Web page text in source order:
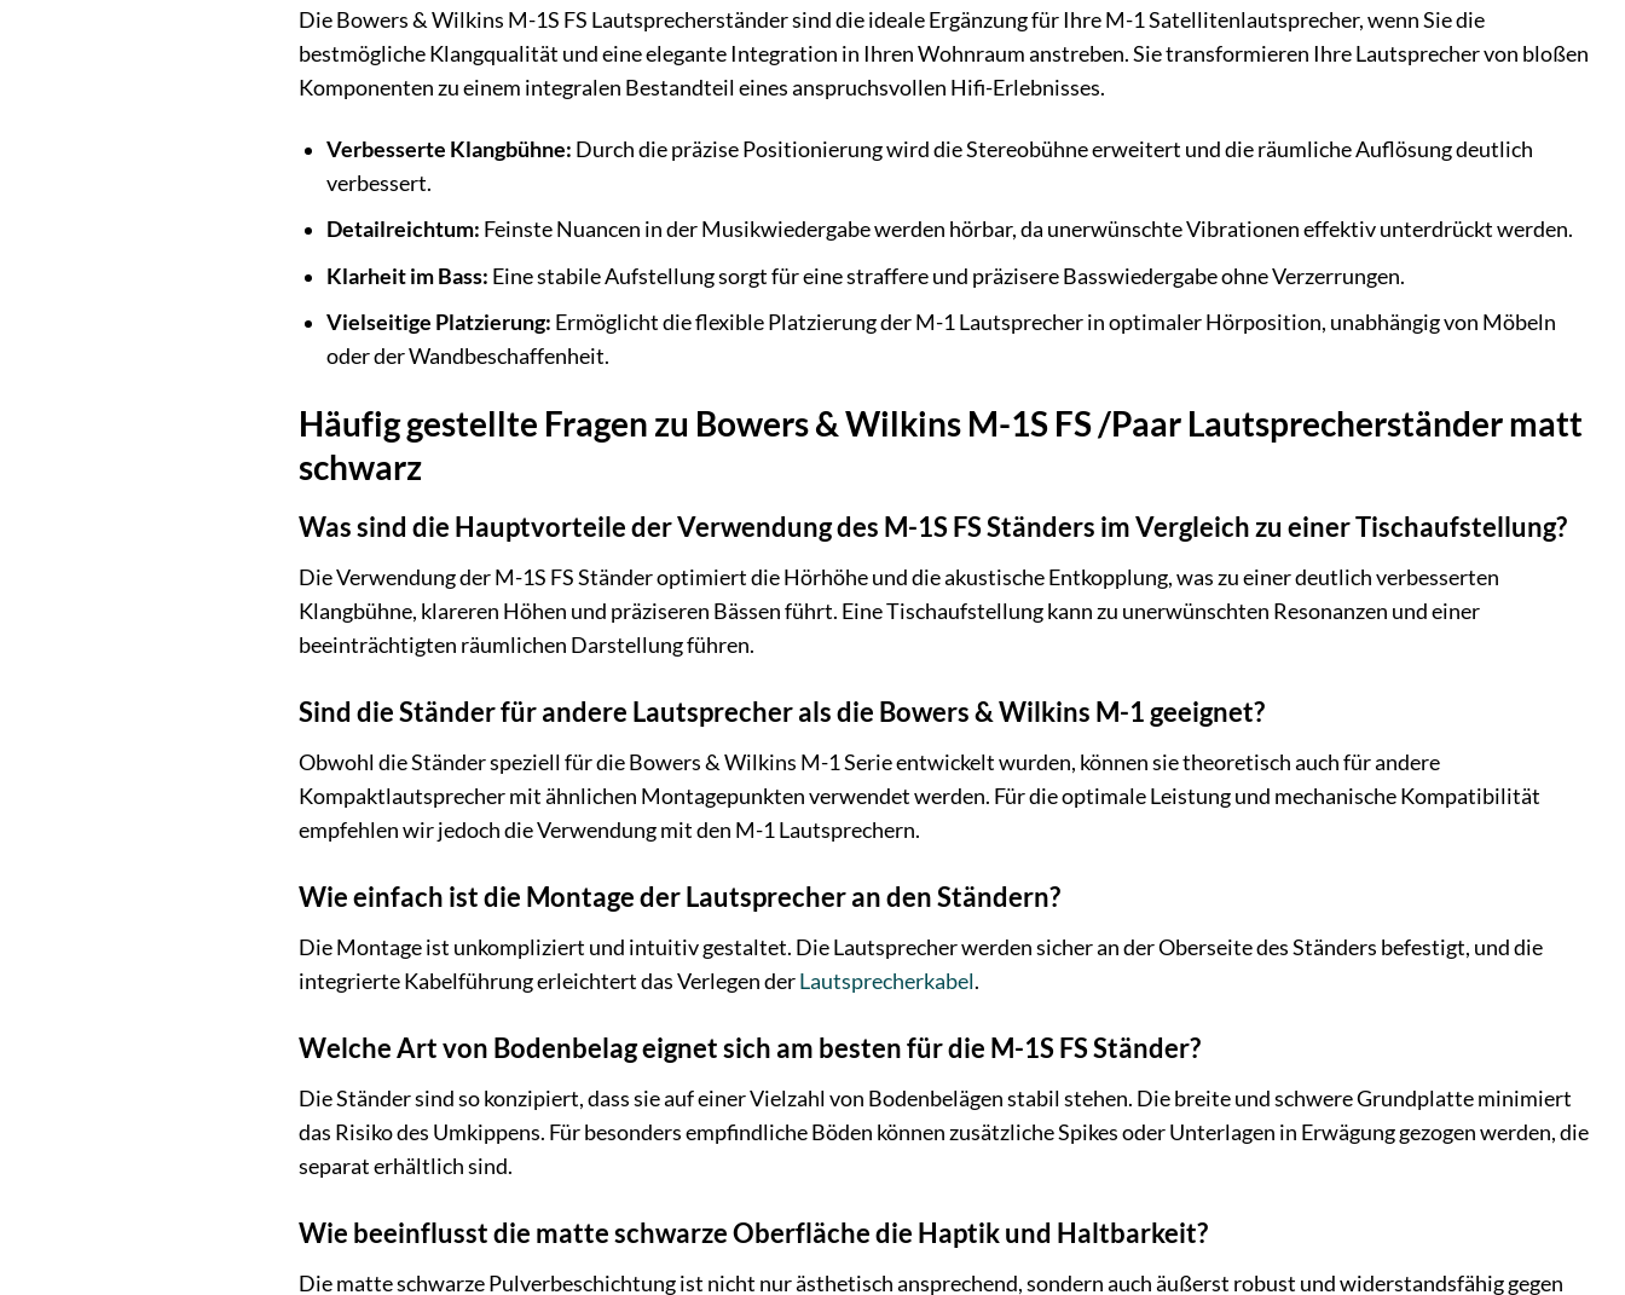
Die Bowers & Wilkins M-1S FS Lautsprecherständer sind die ideale Ergänzung für Ihre M-1 Satellitenlautsprecher, wenn Sie die
bestmögliche Klangqualität und eine elegante Integration in Ihren Wohnraum anstreben. Sie transformieren Ihre Lautsprecher von bloßen
Komponenten zu einem integralen Bestandteil eines anspruchsvollen Hifi-Erlebnisses.
Verbesserte Klangbühne: Durch die präzise Positionierung wird die Stereobühne erweitert und die räumliche Auflösung deutlich
verbessert.
Detailreichtum: Feinste Nuancen in der Musikwiedergabe werden hörbar, da unerwünschte Vibrationen effektiv unterdrückt werden.
Klarheit im Bass: Eine stabile Aufstellung sorgt für eine straffere und präzisere Basswiedergabe ohne Verzerrungen.
Vielseitige Platzierung: Ermöglicht die flexible Platzierung der M-1 Lautsprecher in optimaler Hörposition, unabhängig von Möbeln
oder der Wandbeschaffenheit.
Häufig gestellte Fragen zu Bowers & Wilkins M-1S FS /Paar Lautsprecherständer matt
schwarz
Was sind die Hauptvorteile der Verwendung des M-1S FS Ständers im Vergleich zu einer Tischaufstellung?
Die Verwendung der M-1S FS Ständer optimiert die Hörhöhe und die akustische Entkopplung, was zu einer deutlich verbesserten
Klangbühne, klareren Höhen und präziseren Bässen führt. Eine Tischaufstellung kann zu unerwünschten Resonanzen und einer
beeinträchtigten räumlichen Darstellung führen.
Sind die Ständer für andere Lautsprecher als die Bowers & Wilkins M-1 geeignet?
Obwohl die Ständer speziell für die Bowers & Wilkins M-1 Serie entwickelt wurden, können sie theoretisch auch für andere
Kompaktlautsprecher mit ähnlichen Montagepunkten verwendet werden. Für die optimale Leistung und mechanische Kompatibilität
empfehlen wir jedoch die Verwendung mit den M-1 Lautsprechern.
Wie einfach ist die Montage der Lautsprecher an den Ständern?
Die Montage ist unkompliziert und intuitiv gestaltet. Die Lautsprecher werden sicher an der Oberseite des Ständers befestigt, und die
integrierte Kabelführung erleichtert das Verlegen derLautsprecherkabel.
Welche Art von Bodenbelag eignet sich am besten für die M-1S FS Ständer?
Die Ständer sind so konzipiert, dass sie auf einer Vielzahl von Bodenbelägen stabil stehen. Die breite und schwere Grundplatte minimiert
das Risiko des Umkippens. Für besonders empfindliche Böden können zusätzliche Spikes oder Unterlagen in Erwägung gezogen werden, die
separat erhältlich sind.
Wie beeinflusst die matte schwarze Oberfläche die Haptik und Haltbarkeit?
Die matte schwarze Pulverbeschichtung ist nicht nur ästhetisch ansprechend, sondern auch äußerst robust und widerstandsfähig gegen